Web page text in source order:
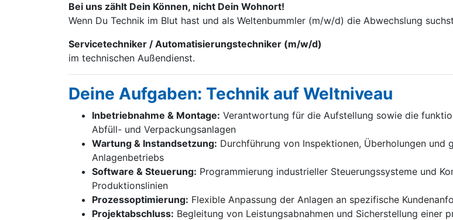
Bei uns zählt Dein Können, nicht Dein Wohnort!
Wenn Du Technik im Blut hast und als Weltenbummler (m/w/d) die Abwechslung
Servicetechniker / Automatisierungstechniker (m/w/d)
im technischen Außendienst.
Deine Aufgaben: Technik auf Weltniveau
Inbetriebnahme & Montage: Verantwortung für die Aufstellung sowie die
Abfüll- und Verpackungsanlagen
Wartung & Instandsetzung: Durchführung von Inspektionen, Überholungen und
Anlagenbetriebs
Software & Steuerung: Programmierung industrieller Steuerungssysteme und
Produktionslinien
Prozessoptimierung: Flexible Anpassung der Anlagen an spezifische
Projektabschluss: Begleitung von Leistungsabnahmen und Sicherstellung einer